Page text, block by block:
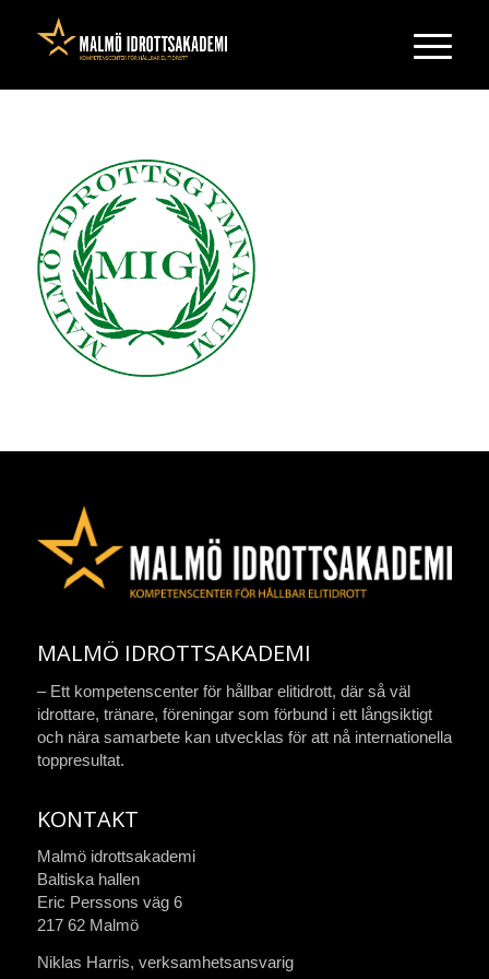
MALMÖ IDROTTSAKADEMI
– Ett kompetenscenter för hållbar elitidrott, där så väl
idrottare, tränare, föreningar som förbund i ett långsiktigt
och nära samarbete kan utvecklas för att nå internationella
toppresultat.
KONTAKT
Malmö idrottsakademi
Baltiska hallen
Eric Perssons väg 6
217 62 Malmö
Niklas Harris, verksamhetsansvarig